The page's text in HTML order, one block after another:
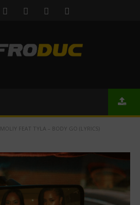
MOLIY FEAT TYLA – BODY GO (LYRICS)